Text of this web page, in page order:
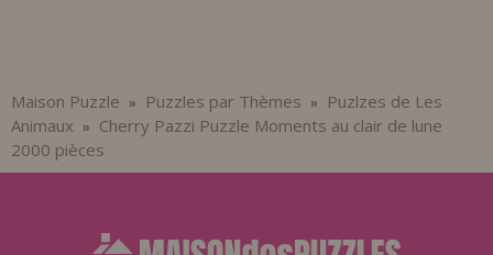
Maison Puzzle » Puzzles par Thèmes »
Puzlzes de Les
Animaux »
Cherry Pazzi Puzzle Moments au clair de lune
2000 pièces